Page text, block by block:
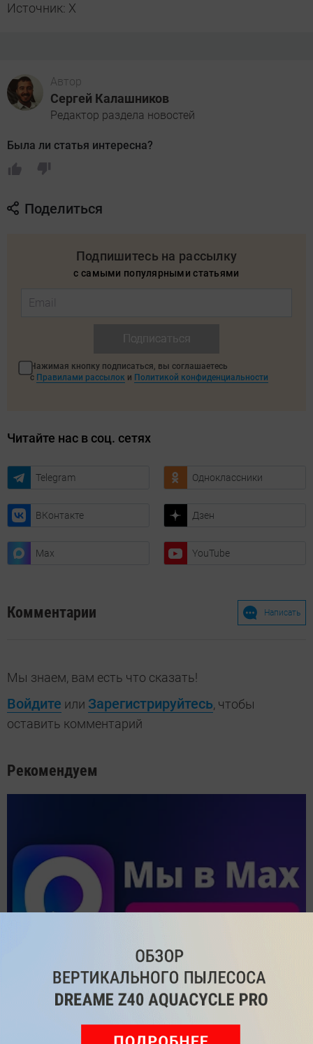
Источник: X
Автор
Сергей Калашников
Редактор раздела новостей
Была ли статья интересна?
Поделиться
Подпишитесь на рассылку
с самыми популярными статьями
Нажимая кнопку подписаться, вы соглашаетесь
с Правилами рассылок и Политикой конфиденциальности
Читайте нас в соц. сетях
Telegram Одноклассники
ВКонтакте Дзен
Max YouTube
Комментарии Написать
Мы знаем, вам есть что сказать!
Войдите или Зарегистрируйтесь, чтобы
оставить комментарий
Рекомендуем
Подпишись на наш канал в мессенджере МАХ